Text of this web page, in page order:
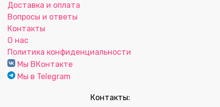
Доставка и оплата
Вопросы и ответы
Контакты
О нас
Политика конфиденциальности
Мы ВКонтакте
Мы в Telegram
Контакты: